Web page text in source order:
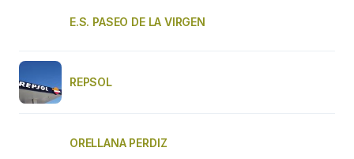
E.S. PASEO DE LA VIRGEN
REPSOL
ORELLANA PERDIZ